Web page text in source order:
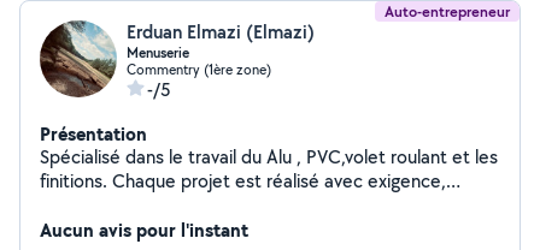
Auto-entrepreneur
Erduan Elmazi (Elmazi)
Menuserie
Commentry (1ère zone)
-/5
Présentation
Spécialisé dans le travail du Alu , PVC,volet roulant et les
finitions. Chaque projet est réalisé avec exigence,
qualité et un travail soigné dans les moindres détails.
Aucun avis pour l'instant